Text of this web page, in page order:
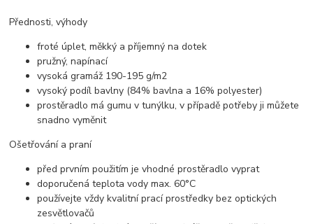
Přednosti, výhody
froté úplet, měkký a příjemný na dotek
pružný, napínací
vysoká gramáž 190-195 g/m2
vysoký podíl bavlny (84% bavlna a 16% polyester)
prostěradlo má gumu v tunýlku, v případě potřeby ji můžete
snadno vyměnit
Ošetřování a praní
před prvním použitím je vhodné prostěradlo vyprat
doporučená teplota vody max. 60°C
používejte vždy kvalitní prací prostředky bez optických
zesvětlovačů